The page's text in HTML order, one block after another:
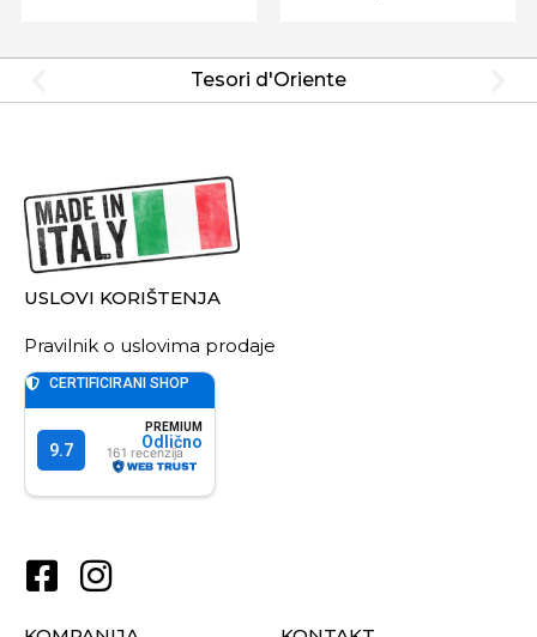
Tesori d'Oriente
USLOVI KORIŠTENJA
Pravilnik o uslovima prodaje